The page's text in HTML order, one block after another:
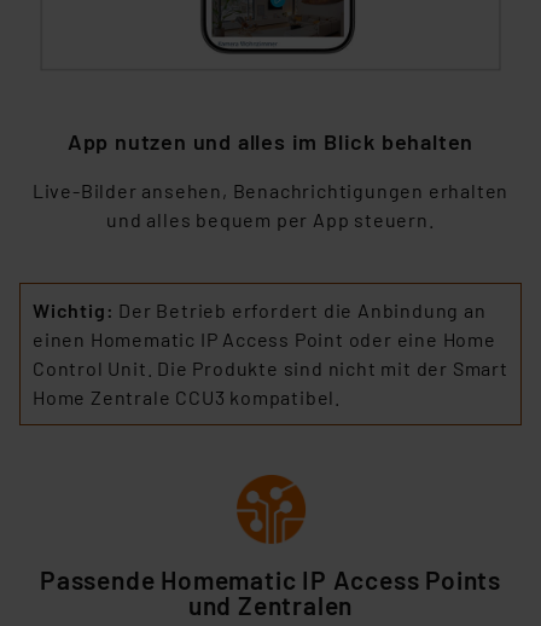
App nutzen und alles im Blick behalten
Live-Bilder ansehen, Benachrichtigungen erhalten
und alles bequem per App steuern.
Wichtig: Der Betrieb erfordert die Anbindung an
einen Homematic IP Access Point oder eine Home
Control Unit. Die Produkte sind nicht mit der Smart
Home Zentrale CCU3 kompatibel.
Passende Homematic IP Access Points
und Zentralen